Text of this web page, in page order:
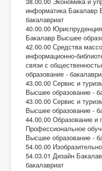
информатика Бакалавр
бакалавриат
40.00.00
Бакалавр Высшее
42.00.00 Средства
информационно-
связи с
образование -
43.00.00 Сервис и
Высшее образование -
43.00.00 Сервис и
Высшее образование -
44.00.00 Образование и
Профессиональное
Высшее образование -
54.00.00
54.03.01 Дизайн
бакалавриат